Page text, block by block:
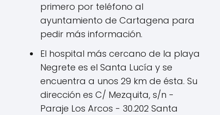
primero por teléfono al
ayuntamiento de Cartagena para
pedir más información.
El hospital más cercano de la playa
Negrete es el Santa Lucía y se
encuentra a unos 29 km de ésta. Su
dirección es C/ Mezquita, s/n -
Paraje Los Arcos - 30.202 Santa